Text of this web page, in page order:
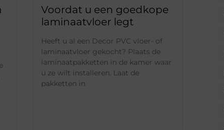
Voordat u een goedkope
laminaatvloer legt
Heeft u al een Decor PVC vloer- of
laminaatvloer gekocht? Plaats de
laminaatpakketten in de kamer waar
u ze wilt installeren. Laat de
pakketten in